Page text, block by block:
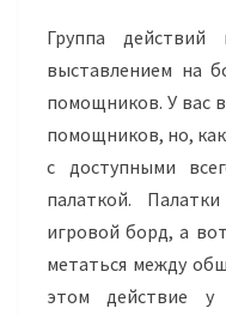
Группа
выставлением на
помощников. У вас
помощников, но,
с доступными
палаткой.
игровой борд, а
метаться между
этом действие